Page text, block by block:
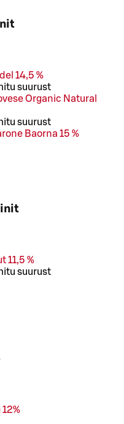
14,5 %
suurust
Organic Natural
suurust
Baorna 15 %
11,5 %
suurust